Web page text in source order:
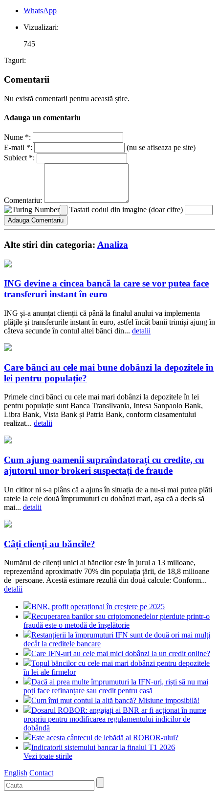
WhatsApp
Vizualizari:
745
Taguri:
Comentarii
Nu există comentarii pentru această știre.
Adauga un comentariu
Nume *:
E-mail *:
(nu se afiseaza pe site)
Subiect *:
Comentariu:
Tastati codul din imagine (doar cifre)
Alte stiri din categoria: Analiza
ING devine a cincea bancă la care se vor putea face
transferuri instant în euro
ING și-a anunțat clienții că până la finalul anului va implementa
plățile și transferurile instant în euro, astfel încât banii trimiși ajung în
câteva secunde în contul altei bănci din... detalii
Care bănci au cele mai bune dobânzi la depozitele în
lei pentru populație?
Primele cinci bănci cu cele mai mari dobânzi la depozitele în lei
pentru populație sunt Banca Transilvania, Intesa Sanpaolo Bank,
Libra Bank, Vista Bank și Patria Bank, conform clasamentului
realizat... detalii
Cum ajung oamenii supraîndatorați cu credite, cu
ajutorul unor brokeri suspectați de fraude
Un cititor ni s-a plâns că a ajuns în situația de a nu-și mai putea plăti
ratele la cele două împrumuturi cu dobânzi mari, așa că a decis să
mai... detalii
Câți clienți au băncile?
Numărul de clienți unici ai băncilor este în jurul a 13 milioane,
reprezentând aproximativ 70% din populația țării, de 18,8 milioane
de persoane. Acestă estimare rezultă din două calcule: Conform...
detalii
BNR, profit operațional în creștere pe 2025
Recuperarea banilor sau criptomonedelor pierdute printr-o
fraudă este o metodă de înșelătorie
Restanțierii la împrumuturi IFN sunt de două ori mai mulți
decât la creditele bancare
Care IFN-uri au cele mai mici dobânzi la un credit online?
Topul băncilor cu cele mai mari dobânzi pentru depozitele
în lei ale firmelor
Dacă ai prea multe împrumuturi la IFN-uri, riști să nu mai
poți face refinanțare sau credit pentru casă
Cum îmi mut contul la altă bancă? Misiune imposibilă!
Dosarul ROBOR: angajați ai BNR ar fi acționat în nume
propriu pentru modificarea regulamentului indicilor de
dobândă
Este acesta cântecul de lebădă al ROBOR-ului?
Indicatorii sistemului bancar la finalul T1 2026
Vezi toate stirile
English Contact